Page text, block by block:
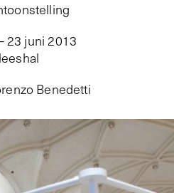
23 juni 2013
Benedetti